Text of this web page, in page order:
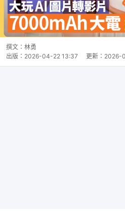
撰文： 林勇
出版： 2026-04-22 13:37 更新： 2026-